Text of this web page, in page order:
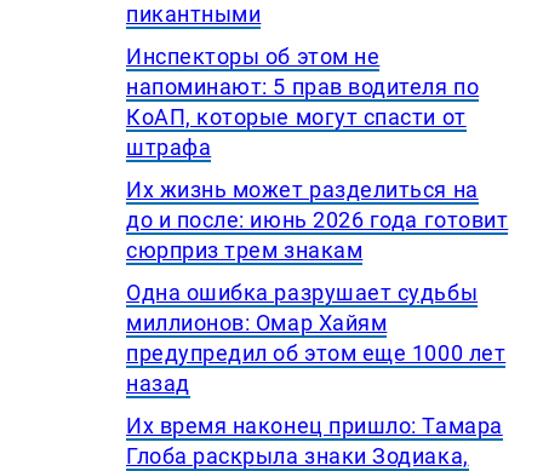
пикантными
Инспекторы об этом не
напоминают: 5 прав водителя по
КоАП, которые могут спасти от
штрафа
Их жизнь может разделиться на
до и после: июнь 2026 года готовит
сюрприз трем знакам
Одна ошибка разрушает судьбы
миллионов: Омар Хайям
предупредил об этом еще 1000 лет
назад
Их время наконец пришло: Тамара
Глоба раскрыла знаки Зодиака,